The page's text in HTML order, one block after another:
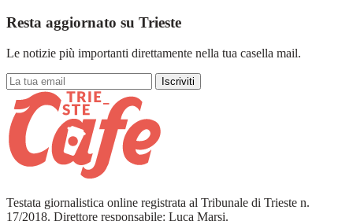
Resta aggiornato su Trieste
Le notizie più importanti direttamente nella tua casella mail.
Iscriviti
Testata giornalistica online registrata al Tribunale di Trieste n.
17/2018. Direttore responsabile: Luca Marsi.